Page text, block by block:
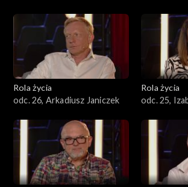
Rola życia
odc. 26, Arkadiusz Janiczek
Rola życia
odc. 25,